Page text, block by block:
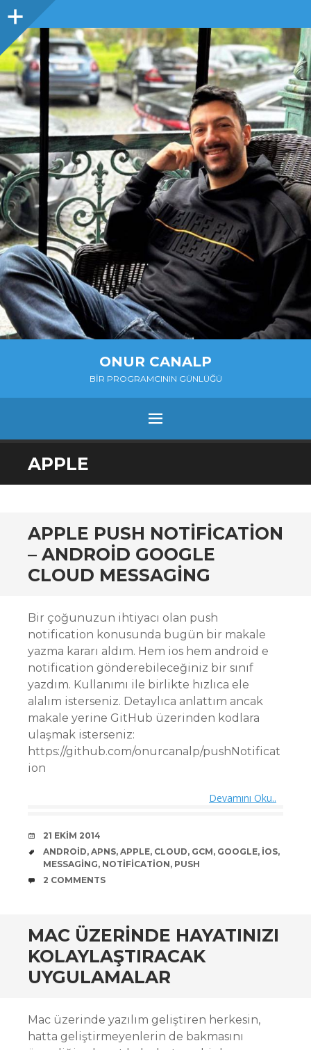
Sidebar
ONUR CANALP
BIR PROGRAMCININ GÜNLÜĞÜ
MENU
SKIP
TO
APPLE
APPLE PUSH NOTIFICATION
– ANDROID GOOGLE
CLOUD MESSAGING
Bir çoğunuzun ihtiyacı olan push
notification konusunda bugün bir makale
yazma kararı aldım. Hem ios hem android e
notification gönderebileceğiniz bir sınıf
yazdım. Kullanımı ile birlikte hızlıca ele
alalım isterseniz. Detaylıca anlattım ancak
makale yerine GitHub üzerinden kodlara
ulaşmak isterseniz:
https://github.com/onurcanalp/pushNotificat
ion
Devamını Oku..
DATE
21 EKIM 2014
TAGS
ANDROID, APNS, APPLE, CLOUD, GCM, GOOGLE, IOS,
MESSAGING, NOTIFICATION, PUSH
COMMENTS
2 COMMENTS
MAC ÜZERINDE HAYATINIZI
KOLAYLAŞTIRACAK
UYGULAMALAR
Mac üzerinde yazılım geliştiren herkesin,
hatta geliştirmeyenlerin de bakmasını